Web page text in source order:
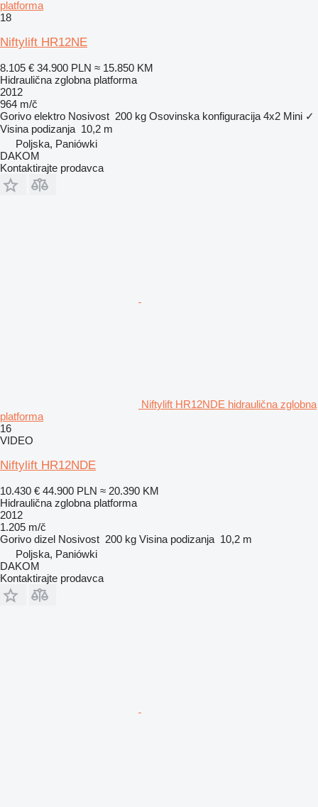
platforma
18
Niftylift HR12NE
8.105 € 34.900 PLN ≈ 15.850 KM
Hidraulična zglobna platforma
2012
964 m/č
Gorivo elektro Nosivost 200 kg Osovinska konfiguracija 4x2 Mini ✓
Visina podizanja 10,2 m
Poljska, Paniówki
DAKOM
Kontaktirajte prodavca
Niftylift HR12NDE hidraulična zglobna
platforma
16
VIDEO
Niftylift HR12NDE
10.430 € 44.900 PLN ≈ 20.390 KM
Hidraulična zglobna platforma
2012
1.205 m/č
Gorivo dizel Nosivost 200 kg Visina podizanja 10,2 m
Poljska, Paniówki
DAKOM
Kontaktirajte prodavca